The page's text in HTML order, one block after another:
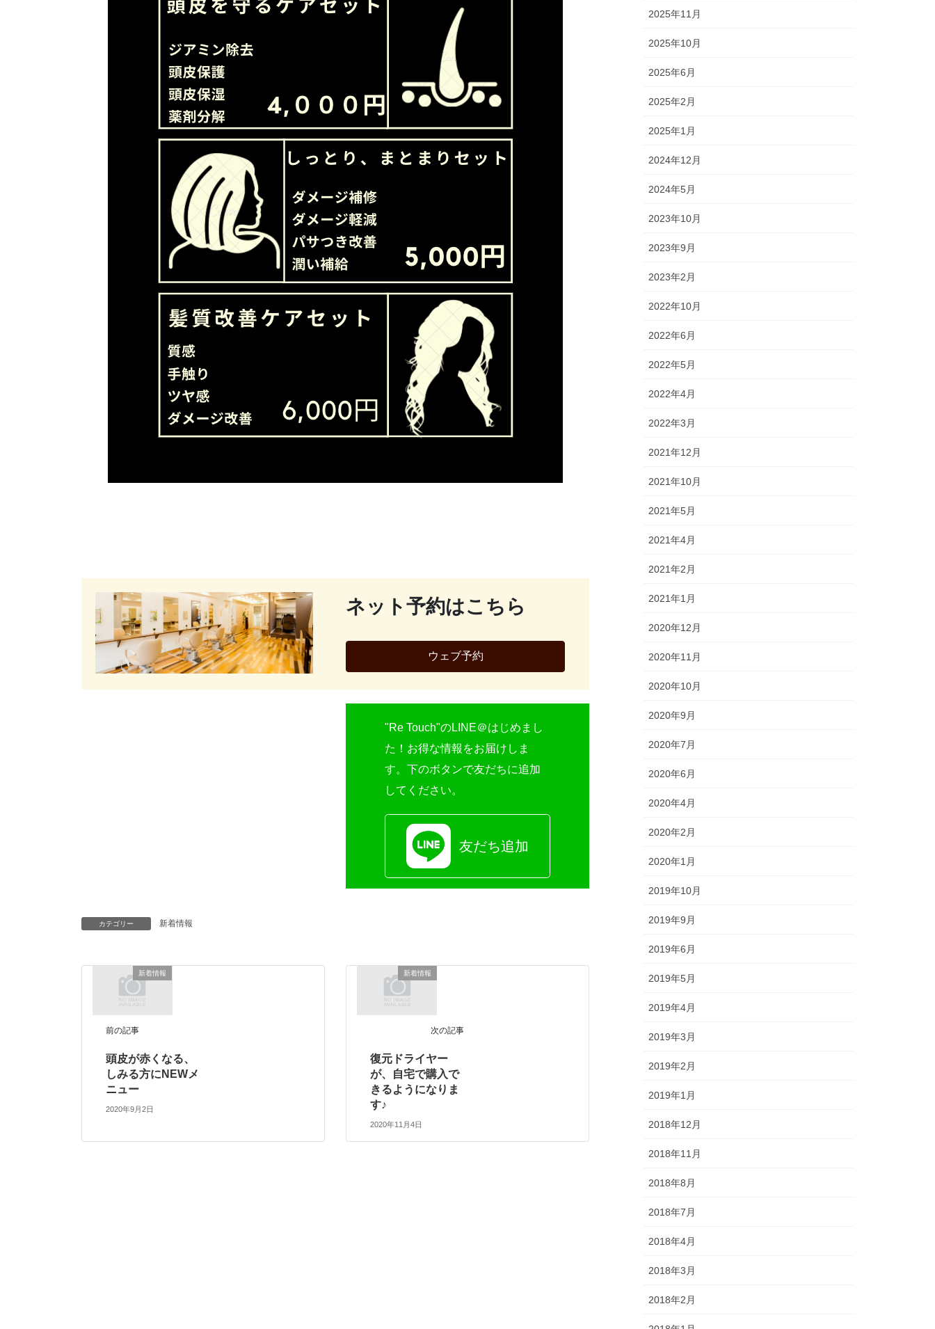
ネット予約はこちら
ウェブ予約
"Re Touch"のLINE＠はじめまし
た！お得な情報をお届けしま
す。下のボタンで友だちに追加
してください。
友だち追加
カテゴリー 新着情報
新着情報
前の記事
頭皮が赤くなる、
しみる方にNEWメ
ニュー
2020年9月2日
新着情報
次の記事
復元ドライヤー
が、自宅で購入で
きるようになりま
す♪
2020年11月4日
2025年11月
2025年10月
2025年6月
2025年2月
2025年1月
2024年12月
2024年5月
2023年10月
2023年9月
2023年2月
2022年10月
2022年6月
2022年5月
2022年4月
2022年3月
2021年12月
2021年10月
2021年5月
2021年4月
2021年2月
2021年1月
2020年12月
2020年11月
2020年10月
2020年9月
2020年7月
2020年6月
2020年4月
2020年2月
2020年1月
2019年10月
2019年9月
2019年6月
2019年5月
2019年4月
2019年3月
2019年2月
2019年1月
2018年12月
2018年11月
2018年8月
2018年7月
2018年4月
2018年3月
2018年2月